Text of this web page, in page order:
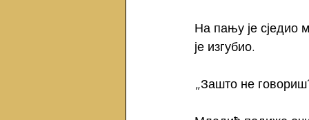
На пању је сједио
је изгубио.
„Зашто не